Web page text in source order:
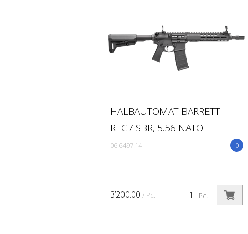
HALBAUTOMAT BARRETT
REC7 SBR, 5.56 NATO
0
06.6497.14
Pc.
3’200.00 / Pc.